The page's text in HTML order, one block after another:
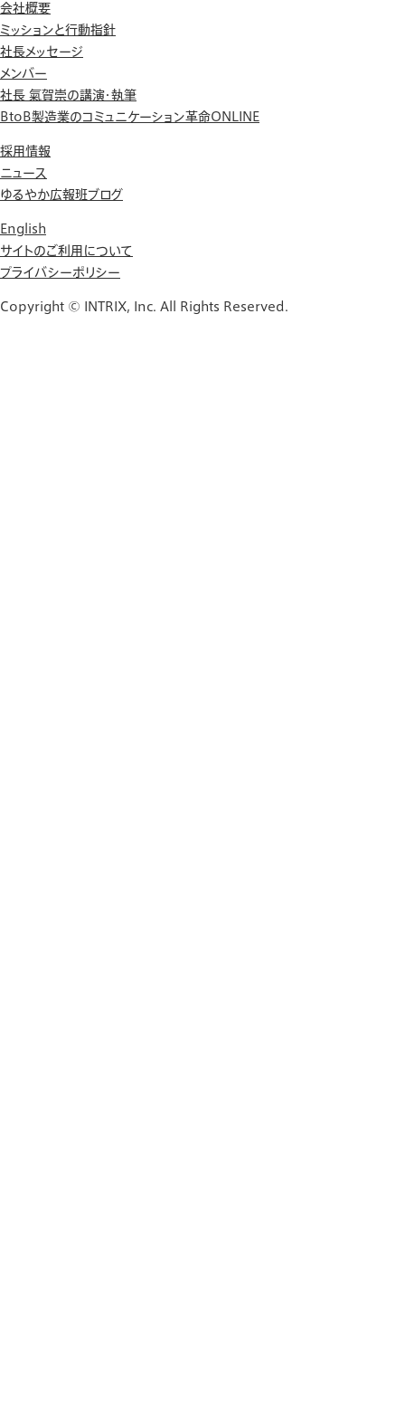
会社概要
ミッションと行動指針
社長メッセージ
メンバー
社長 氣賀崇の講演・執筆
BtoB製造業のコミュニケーション革命ONLINE
採用情報
ニュース
ゆるやか広報班ブログ
English
サイトのご利用について
プライバシーポリシー
Copyright © INTRIX, Inc. All Rights Reserved.